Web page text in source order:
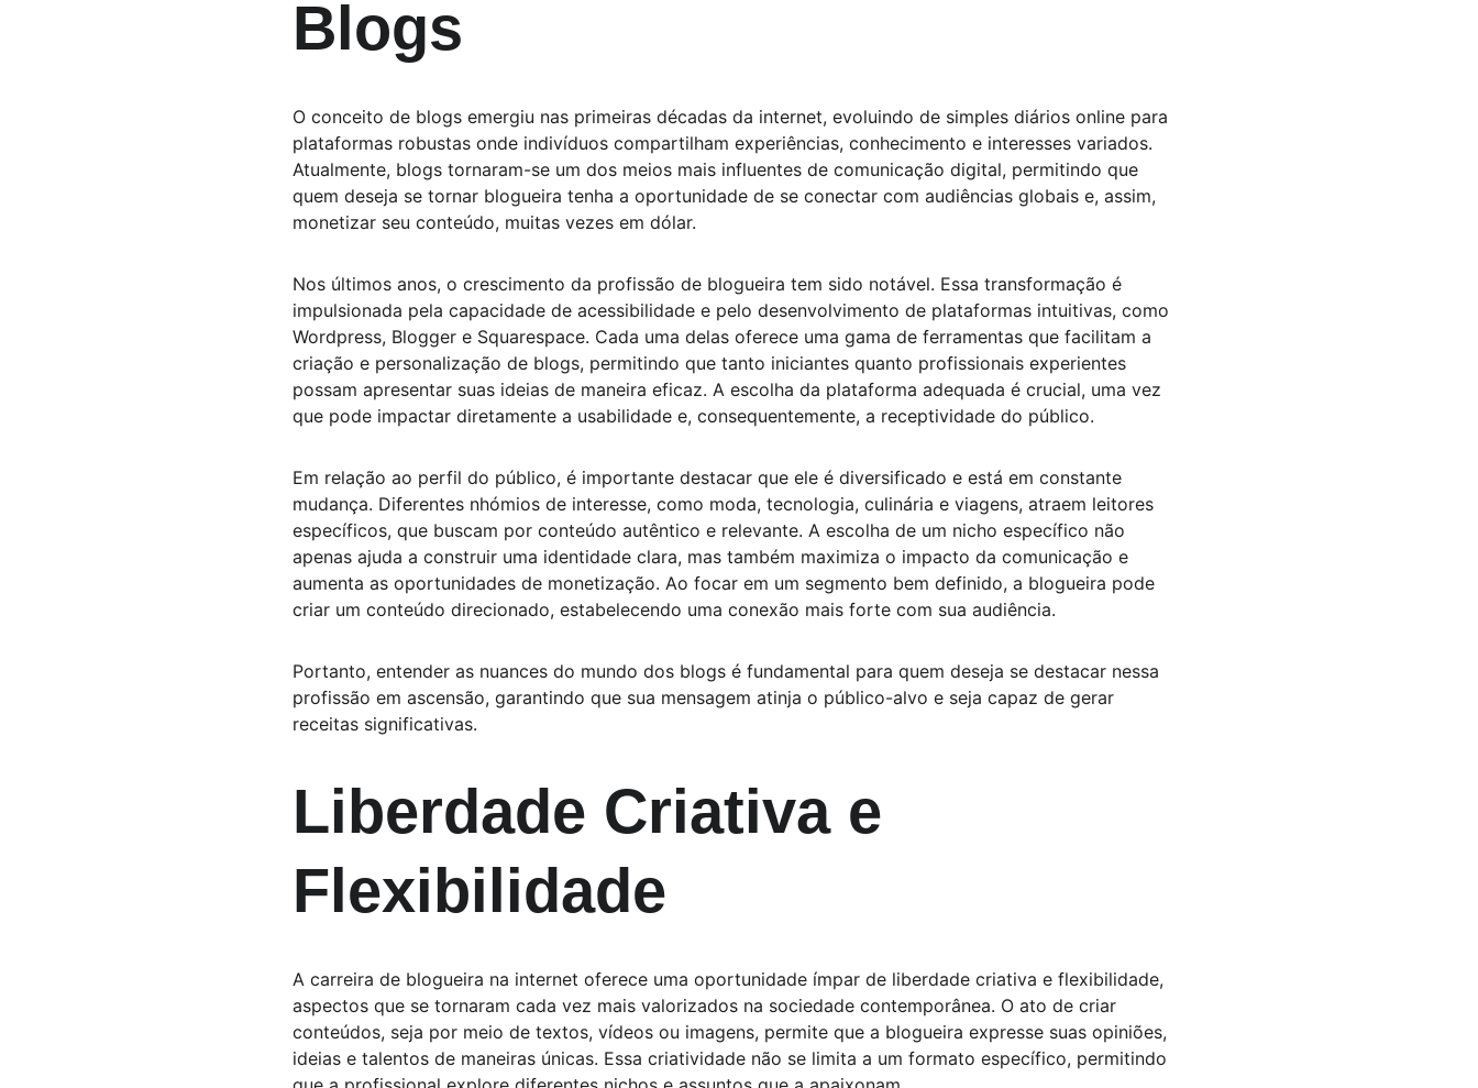
Blogs
O conceito de blogs emergiu nas primeiras décadas da internet, evoluindo de simples diários online para
plataformas robustas onde indivíduos compartilham experiências, conhecimento e interesses variados.
Atualmente, blogs tornaram-se um dos meios mais influentes de comunicação digital, permitindo que
quem deseja se tornar blogueira tenha a oportunidade de se conectar com audiências globais e, assim,
monetizar seu conteúdo, muitas vezes em dólar.
Nos últimos anos, o crescimento da profissão de blogueira tem sido notável. Essa transformação é
impulsionada pela capacidade de acessibilidade e pelo desenvolvimento de plataformas intuitivas, como
Wordpress, Blogger e Squarespace. Cada uma delas oferece uma gama de ferramentas que facilitam a
criação e personalização de blogs, permitindo que tanto iniciantes quanto profissionais experientes
possam apresentar suas ideias de maneira eficaz. A escolha da plataforma adequada é crucial, uma vez
que pode impactar diretamente a usabilidade e, consequentemente, a receptividade do público.
Em relação ao perfil do público, é importante destacar que ele é diversificado e está em constante
mudança. Diferentes nhómios de interesse, como moda, tecnologia, culinária e viagens, atraem leitores
específicos, que buscam por conteúdo autêntico e relevante. A escolha de um nicho específico não
apenas ajuda a construir uma identidade clara, mas também maximiza o impacto da comunicação e
aumenta as oportunidades de monetização. Ao focar em um segmento bem definido, a blogueira pode
criar um conteúdo direcionado, estabelecendo uma conexão mais forte com sua audiência.
Portanto, entender as nuances do mundo dos blogs é fundamental para quem deseja se destacar nessa
profissão em ascensão, garantindo que sua mensagem atinja o público-alvo e seja capaz de gerar
receitas significativas.
Liberdade Criativa e
Flexibilidade
A carreira de blogueira na internet oferece uma oportunidade ímpar de liberdade criativa e flexibilidade,
aspectos que se tornaram cada vez mais valorizados na sociedade contemporânea. O ato de criar
conteúdos, seja por meio de textos, vídeos ou imagens, permite que a blogueira expresse suas opiniões,
ideias e talentos de maneiras únicas. Essa criatividade não se limita a um formato específico, permitindo